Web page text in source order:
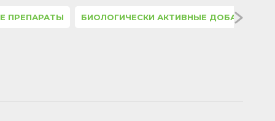
ПРЕПАРАТЫ БИОЛОГИЧЕСКИ АКТИВНЫЕ ДОБАВКИ